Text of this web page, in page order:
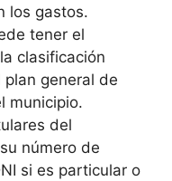
los gastos.
tener el
clasificación
general de
municipio.
del
número de
si es particular o